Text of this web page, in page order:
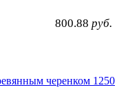
800.88 руб.